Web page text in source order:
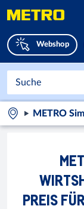
Webshop
METRO
PREIS